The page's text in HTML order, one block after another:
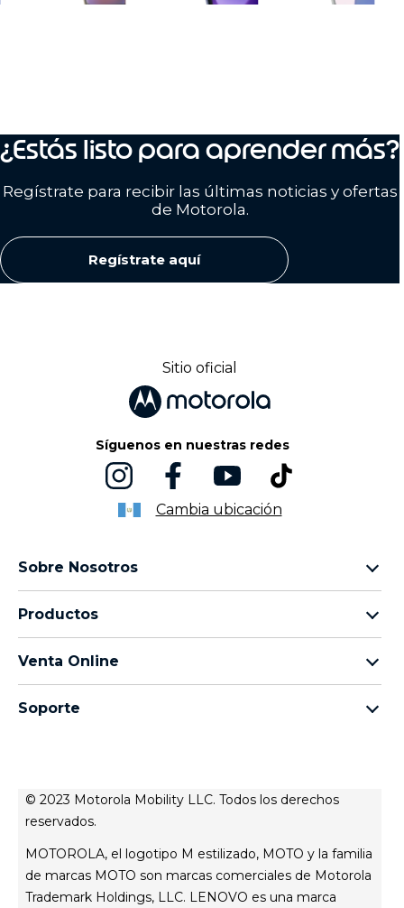
¿Estás listo para aprender más?
Regístrate para recibir las últimas noticias y ofertas
de Motorola.
Regístrate aquí
Sitio oficial
Síguenos en nuestras redes
Cambia ubicación
Sobre Nosotros
Términos de uso
Aviso de Privacidad Web
Productos
moto g
Venta Online
Soporte
Controladores
Contáctanos
servicio técnico
Estatus de tu reparación
© 2023 Motorola Mobility LLC. Todos los derechos
reservados.
MOTOROLA, el logotipo M estilizado, MOTO y la familia
de marcas MOTO son marcas comerciales de Motorola
Trademark Holdings, LLC. LENOVO es una marca